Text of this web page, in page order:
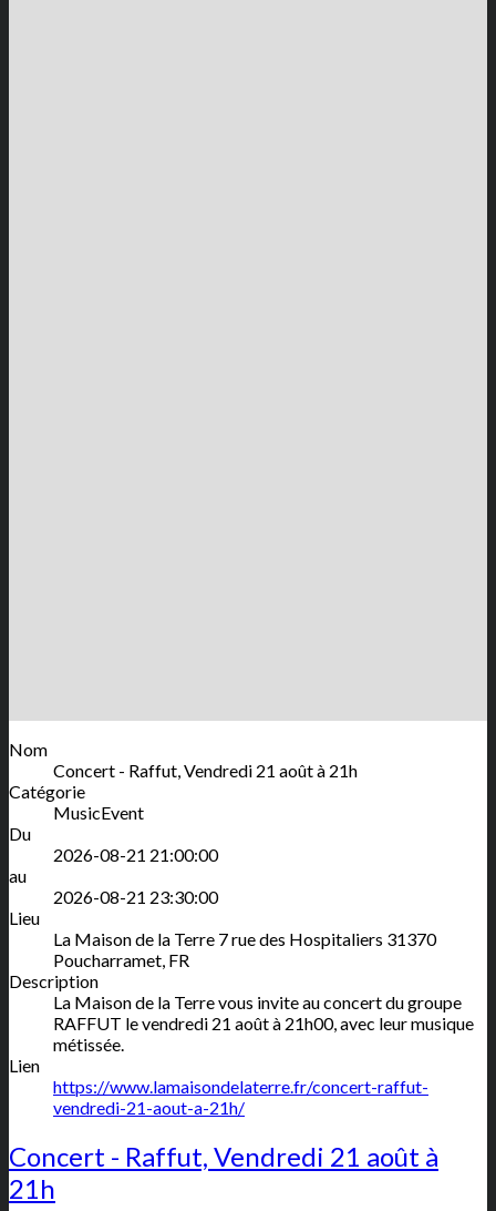
Nom
Concert - Raffut, Vendredi 21 août à 21h
Catégorie
MusicEvent
Du
2026-08-21 21:00:00
au
2026-08-21 23:30:00
Lieu
La Maison de la Terre 7 rue des Hospitaliers 31370
Poucharramet, FR
Description
La Maison de la Terre vous invite au concert du groupe
RAFFUT le vendredi 21 août à 21h00, avec leur musique
métissée.
Lien
https://www.lamaisondelaterre.fr/concert-raffut-
vendredi-21-aout-a-21h/
Concert - Raffut, Vendredi 21 août à
21h